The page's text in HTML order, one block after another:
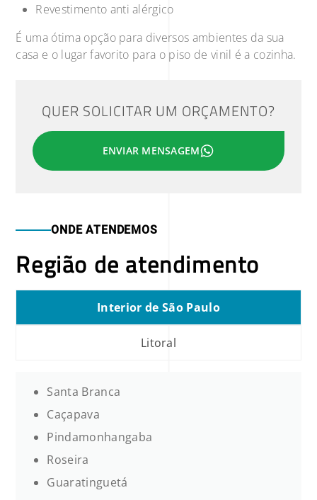
Revestimento anti alérgico
É uma ótima opção para diversos ambientes da sua
casa e o lugar favorito para o piso de vinil é a cozinha.
QUER SOLICITAR UM ORÇAMENTO?
ENVIAR MENSAGEM
ONDE ATENDEMOS
Região de atendimento
Interior de São Paulo
Litoral
Santa Branca
Caçapava
Pindamonhangaba
Roseira
Guaratinguetá